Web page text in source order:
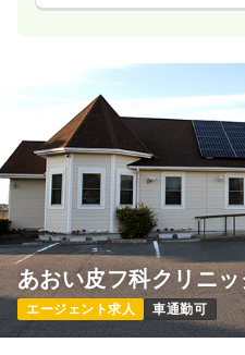
あおい皮フ科クリニ
エージェント求人 車通勤可